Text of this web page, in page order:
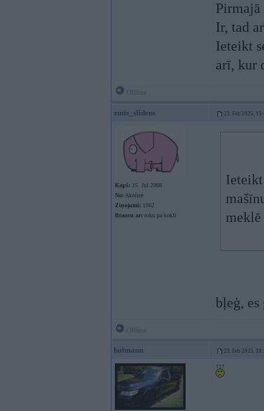
Ir, tad
Ieteikt
arī, kur
zutis_slidens 23. Feb 2025,
Kopš: 15. Jul 2008
No: Aknīste
Ziņojumi: 1062
Braucu ar: roku pa kokli
meklē
bļeģ,
hofmann 23. Feb 2025,